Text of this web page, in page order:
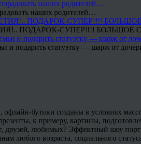
наших родителей…
ПОДАРОК-СУПЕР!!!! БОЛЬШОЕ
и подарить статуэтку — шарж от
бутики созданы в условиях
к примеру, картины,
друзей, любимых? Эффектный шоу
любого возраста, социального